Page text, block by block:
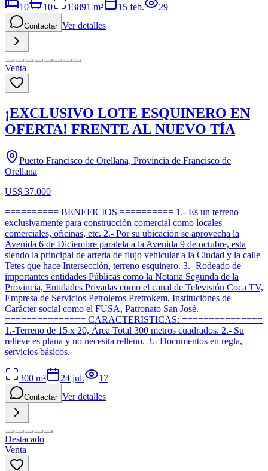
10 10 13891 m² 15 feb. 29
Contactar Ver detalles
Venta
¡EXCLUSIVO LOTE ESQUINERO EN
OFERTA! FRENTE AL NUEVO TÍA
Puerto Francisco de Orellana, Provincia de Francisco de
Orellana
US$ 37.000
========== BENEFICIOS ========== 1.- Es un terreno
exclusivamente para construcción comercial como locales
comerciales, oficinas, etc. 2.- Por su ubicación se aprovecha la
Avenida 6 de Diciembre paralela a la Avenida 9 de octubre, esta
siendo la principal de arteria de flujo vehicular a la Ciudad y la calle
Tetes que hace Intersección, terreno esquinero. 3.- Rodeado de
importantes entidades Públicas como la Notaria Segunda de la
Provincia, Entidades Privadas como el canal de Televisión Coca TV,
Empresa de Servicios Petroleros Pretrokem, Instituciones de
Carácter social como el FUSA, Patronato San José.
=============== CARACTERISTICAS: ===============
1.-Terreno de 15 x 20, Área Total 300 metros cuadrados. 2.- Su
relieve es plana y no necesita relleno. 3.- Documentos en regla,
servicios básicos.
300 m² 24 jul. 17
Contactar Ver detalles
Destacado
Venta